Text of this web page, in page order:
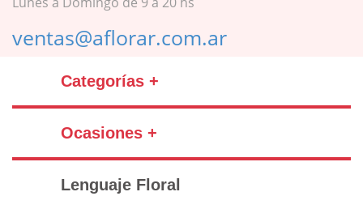
ventas@aflorar.com.ar
Categorías +
Ocasiones +
Lenguaje Floral